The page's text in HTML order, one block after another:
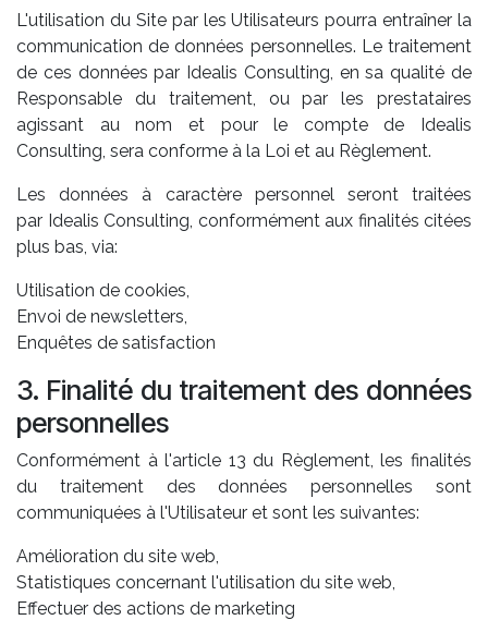
L'utilisation du Site par les Utilisateurs pourra entraîner la
communication de données personnelles. Le traitement
de ces données par Idealis Consulting, en sa qualité de
Responsable du traitement, ou par les prestataires
agissant au nom et pour le compte de Idealis
Consulting, sera conforme à la Loi et au Règlement.
Les données à caractère personnel seront traitées
par Idealis Consulting, conformément aux finalités citées
plus bas, via:
Utilisation de cookies,
Envoi de newsletters,
Enquêtes de satisfaction
3. Finalité du traitement des données
personnelles
Conformément à l'article 13 du Règlement, les finalités
du traitement des données personnelles sont
communiquées à l'Utilisateur et sont les suivantes:
Amélioration du site web,
Statistiques concernant l'utilisation du site web,
Effectuer des actions de marketing